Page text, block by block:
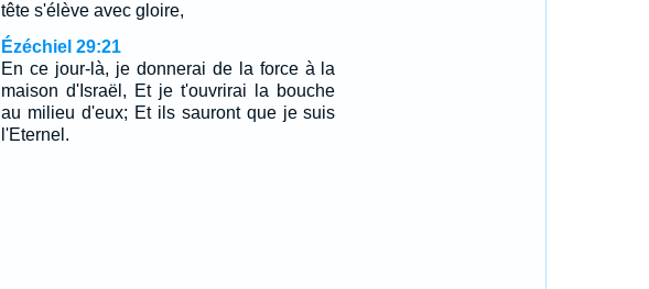
tête s'élève avec gloire,
Ézéchiel 29:21
En ce jour-là, je donnerai de la force à la
maison d'Israël, Et je t'ouvrirai la bouche
au milieu d'eux; Et ils sauront que je suis
l'Eternel.